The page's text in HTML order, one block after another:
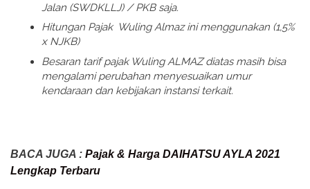
Jalan (SWDKLLJ) / PKB saja.
Hitungan Pajak Wuling Almaz ini menggunakan (1,5%
x NJKB)
Besaran tarif pajak Wuling ALMAZ diatas masih bisa
mengalami perubahan menyesuaikan umur
kendaraan dan kebijakan instansi terkait.
BACA JUGA : Pajak & Harga DAIHATSU AYLA 2021
Lengkap Terbaru